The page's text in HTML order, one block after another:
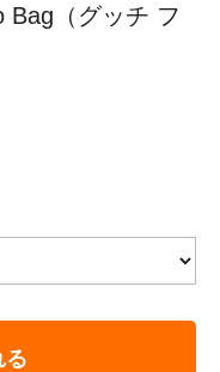
Bag（グッチ フ
る